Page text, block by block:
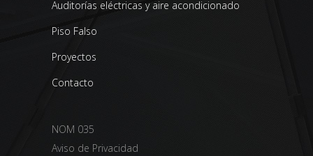
Auditorías eléctricas y aire acondicionado
Piso Falso
Proyectos
Contacto
NOM 035
Aviso de Privacidad